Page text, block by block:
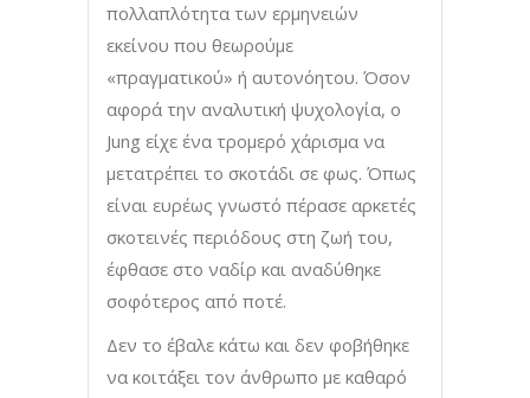
πολλαπλότητα των ερμηνειών
εκείνου που θεωρούμε
«πραγματικού» ή αυτονόητου. Όσον
αφορά την αναλυτική ψυχολογία, ο
Jung είχε ένα τρομερό χάρισμα να
μετατρέπει το σκοτάδι σε φως. Όπως
είναι ευρέως γνωστό πέρασε αρκετές
σκοτεινές περιόδους στη ζωή του,
έφθασε στο ναδίρ και αναδύθηκε
σοφότερος από ποτέ.
Δεν το έβαλε κάτω και δεν φοβήθηκε
να κοιτάξει τον άνθρωπο με καθαρό